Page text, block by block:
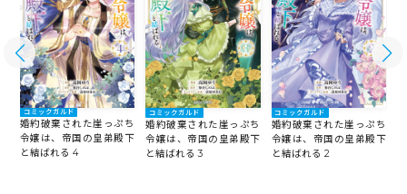
コミックガルド
婚約破棄された崖っぷち
令嬢は、帝国の皇弟殿下
と結ばれる 4
コミックガルド
婚約破棄された崖っぷち
令嬢は、帝国の皇弟殿下
と結ばれる 3
コミックガルド
婚約破棄された崖っぷち
令嬢は、帝国の皇弟殿下
と結ばれる 2